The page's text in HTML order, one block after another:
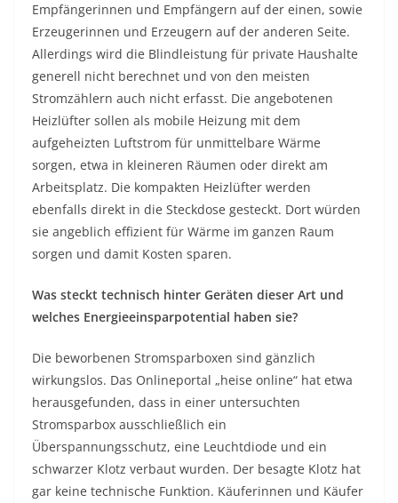
Empfängerinnen und Empfängern auf der einen, sowie
Erzeugerinnen und Erzeugern auf der anderen Seite.
Allerdings wird die Blindleistung für private Haushalte
generell nicht berechnet und von den meisten
Stromzählern auch nicht erfasst. Die angebotenen
Heizlüfter sollen als mobile Heizung mit dem
aufgeheizten Luftstrom für unmittelbare Wärme
sorgen, etwa in kleineren Räumen oder direkt am
Arbeitsplatz. Die kompakten Heizlüfter werden
ebenfalls direkt in die Steckdose gesteckt. Dort würden
sie angeblich effizient für Wärme im ganzen Raum
sorgen und damit Kosten sparen.
Was steckt technisch hinter Geräten dieser Art und
welches Energieeinsparpotential haben sie?
Die beworbenen Stromsparboxen sind gänzlich
wirkungslos. Das Onlineportal „heise online“ hat etwa
herausgefunden, dass in einer untersuchten
Stromsparbox ausschließlich ein
Überspannungsschutz, eine Leuchtdiode und ein
schwarzer Klotz verbaut wurden. Der besagte Klotz hat
gar keine technische Funktion. Käuferinnen und Käufer